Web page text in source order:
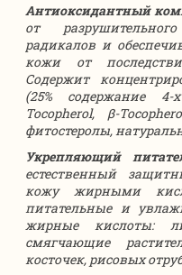
Антиоксидантный
от
радикалов и
кожи от
Содержит
(25% содержание
Tocopherol, β-
фитостеролы,
Укрепляющий
естественный
кожу жирными
питательные и
жирные кислоты:
смягчающие
косточек, рисовых